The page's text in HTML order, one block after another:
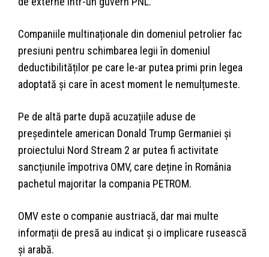
Companiile multinaționale din domeniul petrolier fac
presiuni pentru schimbarea legii în domeniul
deductibilităților pe care le-ar putea primi prin legea
adoptată și care în acest moment le nemulțumeste.
Pe de altă parte după acuzațiile aduse de
președintele american Donald Trump Germaniei și
proiectului Nord Stream 2 ar putea fi activitate
sancțiunile împotriva OMV, care deține în România
pachetul majoritar la compania PETROM.
OMV este o companie austriacă, dar mai multe
informații de presă au indicat și o implicare rusească
și arabă.